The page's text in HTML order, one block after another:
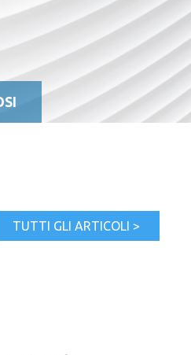
TUTTI GLI ARTICOLI >